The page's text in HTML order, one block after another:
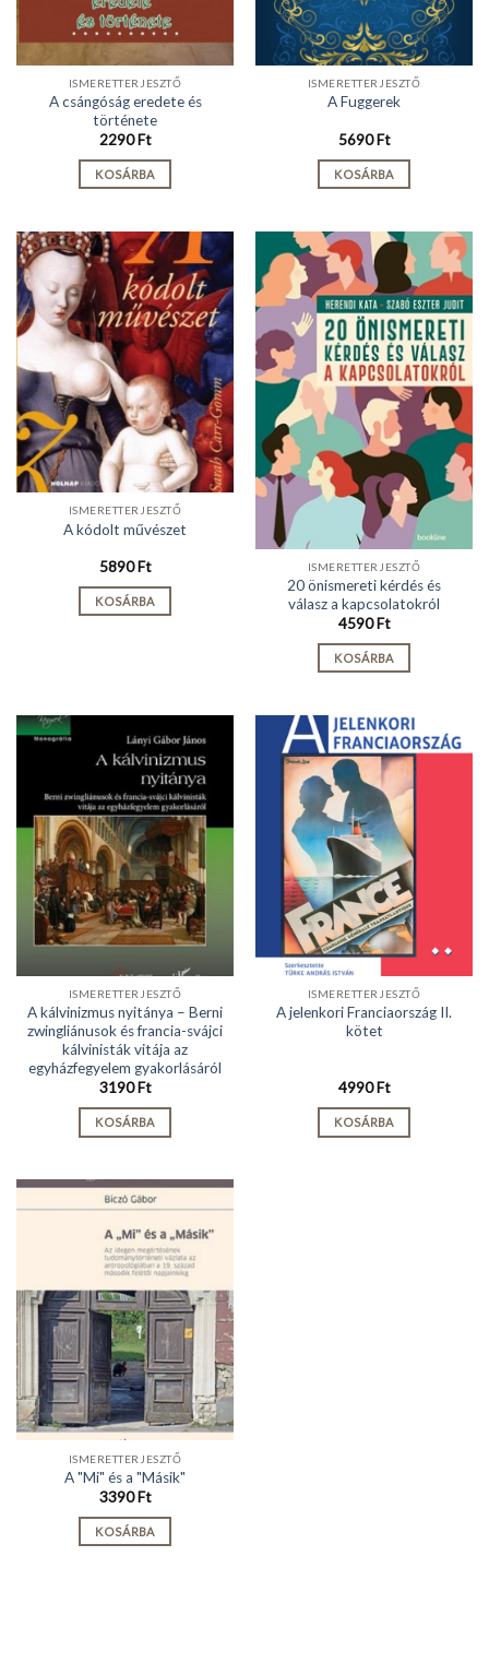
ISMERETTERJESZTŐ
A csángóság eredete és
története
2290Ft
KOSÁRBA
ISMERETTERJESZTŐ
A Fuggerek
5690Ft
KOSÁRBA
ISMERETTERJESZTŐ
A kódolt művészet
5890Ft
KOSÁRBA
ISMERETTERJESZTŐ
20 önismereti kérdés és
válasz a kapcsolatokról
4590Ft
KOSÁRBA
ISMERETTERJESZTŐ
A kálvinizmus nyitánya – Berni
zwingliánusok és francia-svájci
kálvinisták vitája az
egyházfegyelem gyakorlásáról
3190Ft
KOSÁRBA
ISMERETTERJESZTŐ
A jelenkori Franciaország II.
kötet
4990Ft
KOSÁRBA
ISMERETTERJESZTŐ
A "Mi" és a "Másik"
3390Ft
KOSÁRBA